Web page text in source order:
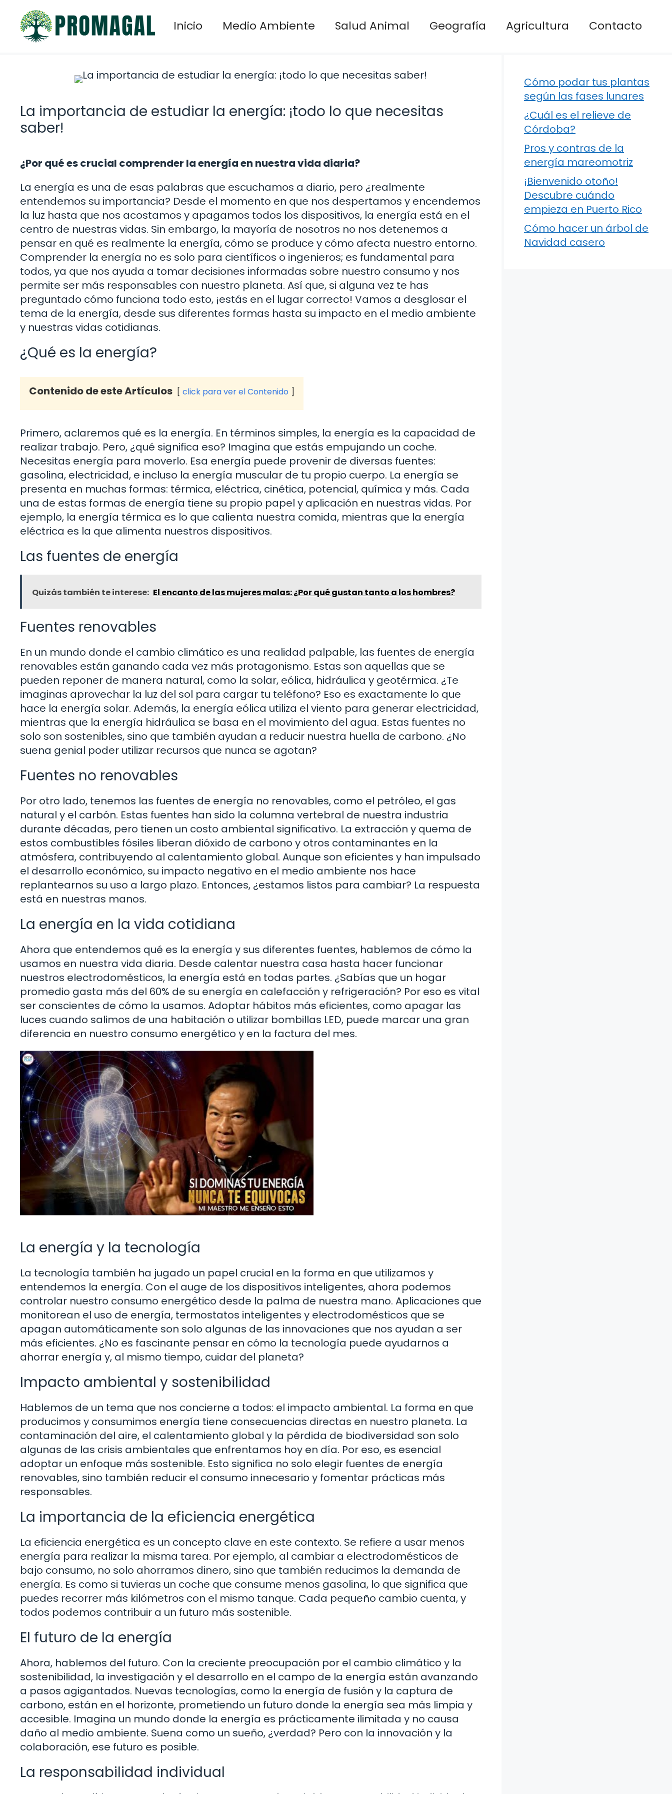
contenido
Inicio Medio Ambiente Salud Animal Geografía Agricultura Contacto
La importancia de estudiar la energía: ¡todo lo que necesitas
saber!
¿Por qué es crucial comprender la energía en nuestra vida diaria?
La energía es una de esas palabras que escuchamos a diario, pero ¿realmente
entendemos su importancia? Desde el momento en que nos despertamos y encendemos
la luz hasta que nos acostamos y apagamos todos los dispositivos, la energía está en el
centro de nuestras vidas. Sin embargo, la mayoría de nosotros no nos detenemos a
pensar en qué es realmente la energía, cómo se produce y cómo afecta nuestro entorno.
Comprender la energía no es solo para científicos o ingenieros; es fundamental para
todos, ya que nos ayuda a tomar decisiones informadas sobre nuestro consumo y nos
permite ser más responsables con nuestro planeta. Así que, si alguna vez te has
preguntado cómo funciona todo esto, ¡estás en el lugar correcto! Vamos a desglosar el
tema de la energía, desde sus diferentes formas hasta su impacto en el medio ambiente
y nuestras vidas cotidianas.
¿Qué es la energía?
Contenido de este Artículos click para ver el Contenido
Primero, aclaremos qué es la energía. En términos simples, la energía es la capacidad de
realizar trabajo. Pero, ¿qué significa eso? Imagina que estás empujando un coche.
Necesitas energía para moverlo. Esa energía puede provenir de diversas fuentes:
gasolina, electricidad, e incluso la energía muscular de tu propio cuerpo. La energía se
presenta en muchas formas: térmica, eléctrica, cinética, potencial, química y más. Cada
una de estas formas de energía tiene su propio papel y aplicación en nuestras vidas. Por
ejemplo, la energía térmica es lo que calienta nuestra comida, mientras que la energía
eléctrica es la que alimenta nuestros dispositivos.
Las fuentes de energía
Quizás también te interese: El encanto de las mujeres malas: ¿Por qué gustan tanto a los hombres?
Fuentes renovables
En un mundo donde el cambio climático es una realidad palpable, las fuentes de energía
renovables están ganando cada vez más protagonismo. Estas son aquellas que se
pueden reponer de manera natural, como la solar, eólica, hidráulica y geotérmica. ¿Te
imaginas aprovechar la luz del sol para cargar tu teléfono? Eso es exactamente lo que
hace la energía solar. Además, la energía eólica utiliza el viento para generar electricidad,
mientras que la energía hidráulica se basa en el movimiento del agua. Estas fuentes no
solo son sostenibles, sino que también ayudan a reducir nuestra huella de carbono. ¿No
suena genial poder utilizar recursos que nunca se agotan?
Fuentes no renovables
Por otro lado, tenemos las fuentes de energía no renovables, como el petróleo, el gas
natural y el carbón. Estas fuentes han sido la columna vertebral de nuestra industria
durante décadas, pero tienen un costo ambiental significativo. La extracción y quema de
estos combustibles fósiles liberan dióxido de carbono y otros contaminantes en la
atmósfera, contribuyendo al calentamiento global. Aunque son eficientes y han impulsado
el desarrollo económico, su impacto negativo en el medio ambiente nos hace
replantearnos su uso a largo plazo. Entonces, ¿estamos listos para cambiar? La respuesta
está en nuestras manos.
La energía en la vida cotidiana
Ahora que entendemos qué es la energía y sus diferentes fuentes, hablemos de cómo la
usamos en nuestra vida diaria. Desde calentar nuestra casa hasta hacer funcionar
nuestros electrodomésticos, la energía está en todas partes. ¿Sabías que un hogar
promedio gasta más del 60% de su energía en calefacción y refrigeración? Por eso es vital
ser conscientes de cómo la usamos. Adoptar hábitos más eficientes, como apagar las
luces cuando salimos de una habitación o utilizar bombillas LED, puede marcar una gran
diferencia en nuestro consumo energético y en la factura del mes.
La energía y la tecnología
La tecnología también ha jugado un papel crucial en la forma en que utilizamos y
entendemos la energía. Con el auge de los dispositivos inteligentes, ahora podemos
controlar nuestro consumo energético desde la palma de nuestra mano. Aplicaciones que
monitorean el uso de energía, termostatos inteligentes y electrodomésticos que se
apagan automáticamente son solo algunas de las innovaciones que nos ayudan a ser
más eficientes. ¿No es fascinante pensar en cómo la tecnología puede ayudarnos a
ahorrar energía y, al mismo tiempo, cuidar del planeta?
Impacto ambiental y sostenibilidad
Hablemos de un tema que nos concierne a todos: el impacto ambiental. La forma en que
producimos y consumimos energía tiene consecuencias directas en nuestro planeta. La
contaminación del aire, el calentamiento global y la pérdida de biodiversidad son solo
algunas de las crisis ambientales que enfrentamos hoy en día. Por eso, es esencial
adoptar un enfoque más sostenible. Esto significa no solo elegir fuentes de energía
renovables, sino también reducir el consumo innecesario y fomentar prácticas más
responsables.
La importancia de la eficiencia energética
La eficiencia energética es un concepto clave en este contexto. Se refiere a usar menos
energía para realizar la misma tarea. Por ejemplo, al cambiar a electrodomésticos de
bajo consumo, no solo ahorramos dinero, sino que también reducimos la demanda de
energía. Es como si tuvieras un coche que consume menos gasolina, lo que significa que
puedes recorrer más kilómetros con el mismo tanque. Cada pequeño cambio cuenta, y
todos podemos contribuir a un futuro más sostenible.
El futuro de la energía
Ahora, hablemos del futuro. Con la creciente preocupación por el cambio climático y la
sostenibilidad, la investigación y el desarrollo en el campo de la energía están avanzando
a pasos agigantados. Nuevas tecnologías, como la energía de fusión y la captura de
carbono, están en el horizonte, prometiendo un futuro donde la energía sea más limpia y
accesible. Imagina un mundo donde la energía es prácticamente ilimitada y no causa
daño al medio ambiente. Suena como un sueño, ¿verdad? Pero con la innovación y la
colaboración, ese futuro es posible.
La responsabilidad individual
Cómo podar tus plantas
según las fases lunares
¿Cuál es el relieve de
Córdoba?
Pros y contras de la
energía mareomotriz
¡Bienvenido otoño!
Descubre cuándo
empieza en Puerto Rico
Cómo hacer un árbol de
Navidad casero